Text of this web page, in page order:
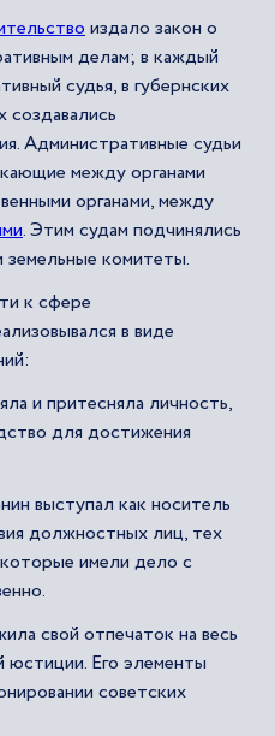
издало закон о
делам; в каждый
судья, в губернских
создавались
Административные судьи
между органами
органами, между
. Этим судам подчинялись
комитеты.
к сфере
в виде
и притесняла личность,
для достижения
выступал как носитель
должностных лиц, тех
имели дело с
свой отпечаток на весь
юстиции. Его элементы
советских